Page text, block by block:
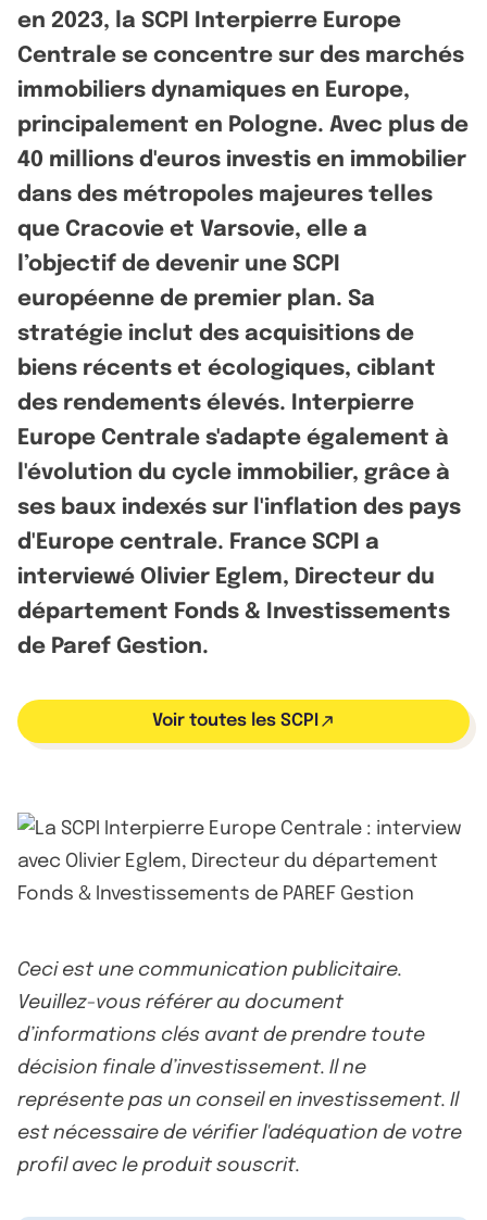
en 2023, la SCPI Interpierre Europe
Centrale se concentre sur des marchés
immobiliers dynamiques en Europe,
principalement en Pologne. Avec plus de
40 millions d'euros investis en immobilier
dans des métropoles majeures telles
que Cracovie et Varsovie, elle a
l’objectif de devenir une SCPI
européenne de premier plan. Sa
stratégie inclut des acquisitions de
biens récents et écologiques, ciblant
des rendements élevés. Interpierre
Europe Centrale s'adapte également à
l'évolution du cycle immobilier, grâce à
ses baux indexés sur l'inflation des pays
d'Europe centrale. France SCPI a
interviewé Olivier Eglem, Directeur du
département Fonds & Investissements
de Paref Gestion.
Voir toutes les SCPI
Ceci est une communication publicitaire.
Veuillez-vous référer au document
d’informations clés avant de prendre toute
décision finale d’investissement. Il ne
représente pas un conseil en investissement. Il
est nécessaire de vérifier l'adéquation de votre
profil avec le produit souscrit.